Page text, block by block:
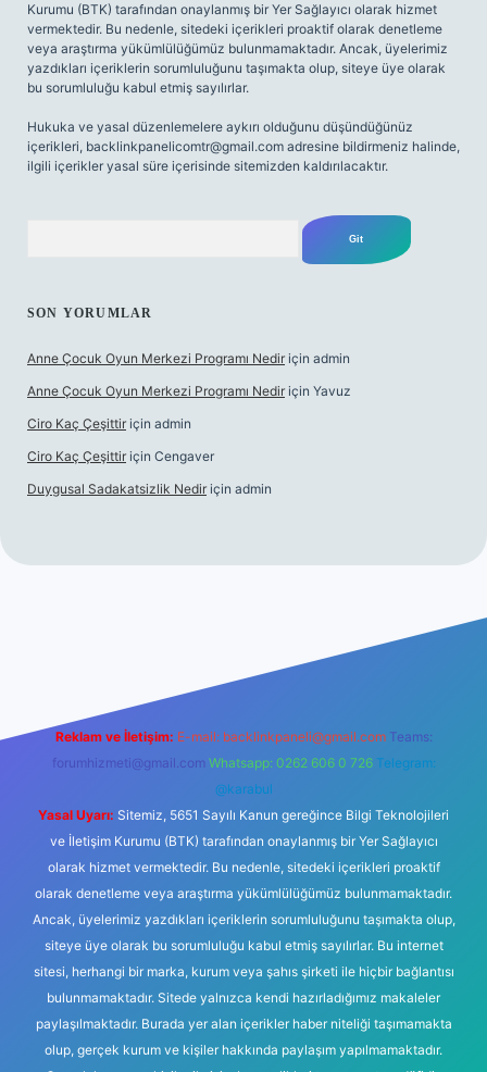
Kurumu (BTK) tarafından onaylanmış bir Yer Sağlayıcı olarak hizmet
vermektedir. Bu nedenle, sitedeki içerikleri proaktif olarak denetleme
veya araştırma yükümlülüğümüz bulunmamaktadır. Ancak, üyelerimiz
yazdıkları içeriklerin sorumluluğunu taşımakta olup, siteye üye olarak
bu sorumluluğu kabul etmiş sayılırlar.
Hukuka ve yasal düzenlemelere aykırı olduğunu düşündüğünüz
içerikleri, backlinkpanelicomtr@gmail.com adresine bildirmeniz halinde,
ilgili içerikler yasal süre içerisinde sitemizden kaldırılacaktır.
SON YORUMLAR
Anne Çocuk Oyun Merkezi Programı Nedir için admin
Anne Çocuk Oyun Merkezi Programı Nedir için Yavuz
Ciro Kaç Çeşittir için admin
Ciro Kaç Çeşittir için Cengaver
Duygusal Sadakatsizlik Nedir için admin
Reklam ve İletişim: E-mail: backlinkpaneli@gmail.com Teams:
forumhizmeti@gmail.com Whatsapp: 0262 606 0 726 Telegram:
@karabul
Yasal Uyarı: Sitemiz, 5651 Sayılı Kanun gereğince Bilgi Teknolojileri
ve İletişim Kurumu (BTK) tarafından onaylanmış bir Yer Sağlayıcı
olarak hizmet vermektedir. Bu nedenle, sitedeki içerikleri proaktif
olarak denetleme veya araştırma yükümlülüğümüz bulunmamaktadır.
Ancak, üyelerimiz yazdıkları içeriklerin sorumluluğunu taşımakta olup,
siteye üye olarak bu sorumluluğu kabul etmiş sayılırlar. Bu internet
sitesi, herhangi bir marka, kurum veya şahıs şirketi ile hiçbir bağlantısı
bulunmamaktadır. Sitede yalnızca kendi hazırladığımız makaleler
paylaşılmaktadır. Burada yer alan içerikler haber niteliği taşımamakta
olup, gerçek kurum ve kişiler hakkında paylaşım yapılmamaktadır.